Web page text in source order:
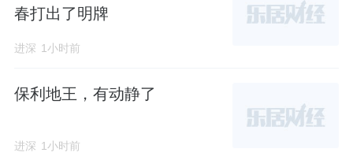
毕竟几大国企的联合，
外界普遍认为，项目能
带给市场不少的惊喜。
天境云玺的开发主体为深圳市振业天发开发建
设有限公司（以下简称“振业天发”）。
该公司注册资本
春打出了明牌
进深 1小时前
保利地王，有动静了
进深 1小时前